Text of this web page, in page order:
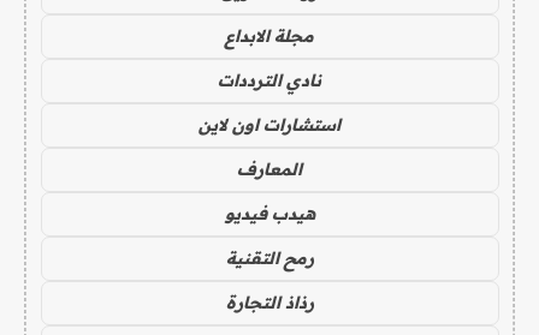
مجلة الابداع
نادي الترددات
استشارات اون لاين
المعارف
هيدب فيديو
رمح التقنية
رذاذ التجارة